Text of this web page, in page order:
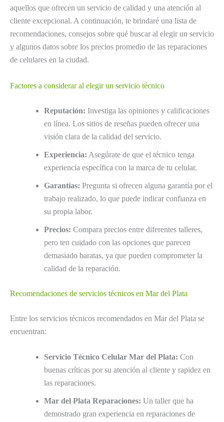
aquellos que ofrecen un servicio de calidad y una atención al
cliente excepcional. A continuación, te brindaré una lista de
recomendaciones, consejos sobre qué buscar al elegir un servicio
y algunos datos sobre los precios promedio de las reparaciones
de celulares en la ciudad.
Factores a considerar al elegir un servicio técnico
Reputación: Investiga las opiniones y calificaciones
en línea. Los sitios de reseñas pueden ofrecer una
visión clara de la calidad del servicio.
Experiencia: Asegúrate de que el técnico tenga
experiencia específica con la marca de tu celular.
Garantías: Pregunta si ofrecen alguna garantía por el
trabajo realizado, lo que puede indicar confianza en
su propia labor.
Precios: Compara precios entre diferentes talleres,
pero ten cuidado con las opciones que parecen
demasiado baratas, ya que pueden comprometer la
calidad de la reparación.
Recomendaciones de servicios técnicos en Mar del Plata
Entre los servicios técnicos recomendados en Mar del Plata se
encuentran:
Servicio Técnico Celular Mar del Plata: Con
buenas críticas por su atención al cliente y rapidez en
las reparaciones.
Mar del Plata Reparaciones: Un taller que ha
demostrado gran experiencia en reparaciones de